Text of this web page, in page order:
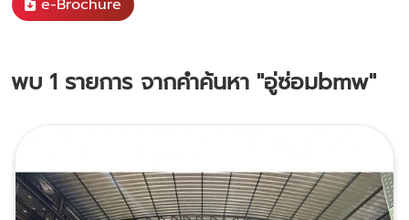
e-Brochure
พบ 1 รายการ จากคำค้นหา "อู่ซ่อมbmw"